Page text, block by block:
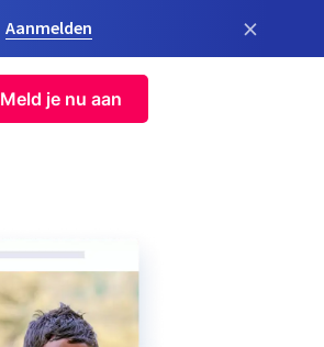
Aanmelden ×
Meld je nu aan